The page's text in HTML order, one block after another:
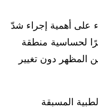
على أهمية إجراء شدّ
لحساسية منطقة
المظهر دون تغيير
المسبقة